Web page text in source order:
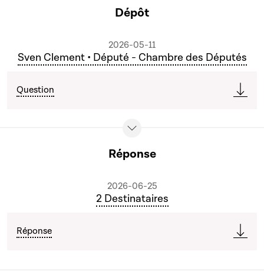
Dépôt
2026-05-11
Sven Clement • Député - Chambre des Députés
Question
Réponse
2026-06-25
2 Destinataires
Réponse